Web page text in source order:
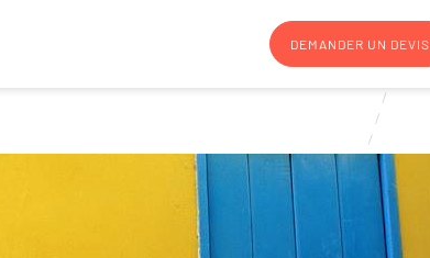
DEMANDER UN DEVIS